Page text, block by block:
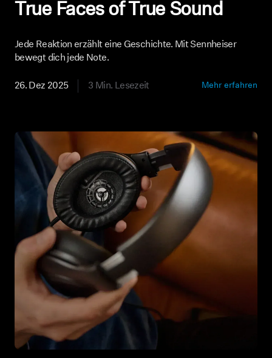
True Faces of True Sound
Jede Reaktion erzählt eine Geschichte. Mit Sennheiser
bewegt dich jede Note.
26. Dez 2025 3 Min. Lesezeit Mehr erfahren